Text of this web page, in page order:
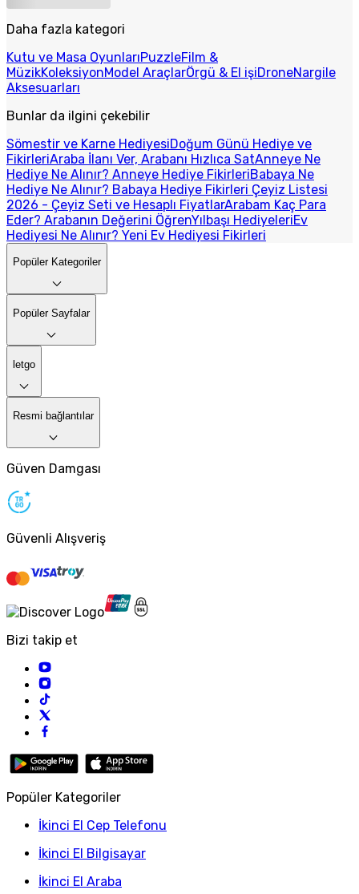
Daha fazla kategori
Kutu ve Masa OyunlarıPuzzleFilm &
MüzikKoleksiyonModel AraçlarÖrgü & El işiDroneNargile
Aksesuarları
Bunlar da ilgini çekebilir
Sömestir ve Karne HediyesiDoğum Günü Hediye ve
FikirleriAraba İlanı Ver, Arabanı Hızlıca SatAnneye Ne
Hediye Ne Alınır? Anneye Hediye FikirleriBabaya Ne
Hediye Ne Alınır? Babaya Hediye Fikirleri Çeyiz Listesi
2026 - Çeyiz Seti ve Hesaplı FiyatlarArabam Kaç Para
Eder? Arabanın Değerini ÖğrenYılbaşı HediyeleriEv
Hediyesi Ne Alınır? Yeni Ev Hediyesi Fikirleri
Popüler Kategoriler
Popüler Sayfalar
letgo
Resmi bağlantılar
Güven Damgası
Güvenli Alışveriş
Bizi takip et
Popüler Kategoriler
İkinci El Cep Telefonu
İkinci El Bilgisayar
İkinci El Araba